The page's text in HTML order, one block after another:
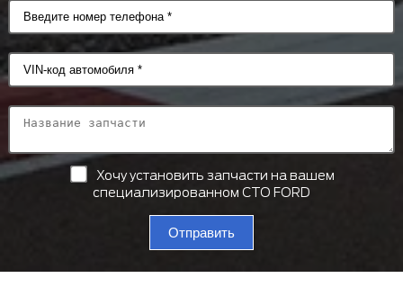
Хочу установить запчасти на вашем
специализированном СТО FORD
Отправить